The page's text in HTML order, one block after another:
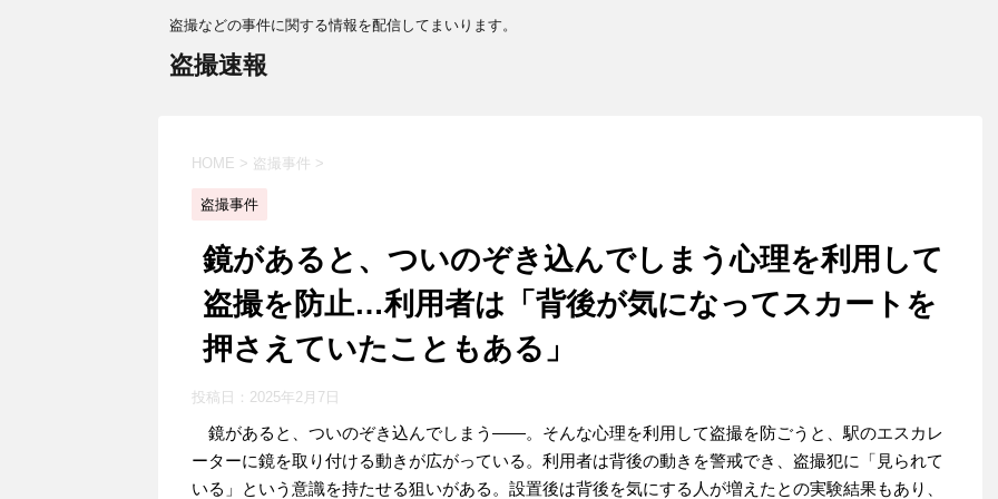
盗撮などの事件に関する情報を配信してまいります。
盗撮速報
HOME > 盗撮事件 >
盗撮事件
鏡があると、ついのぞき込んでしまう心理を利用して
盗撮を防止…利用者は「背後が気になってスカートを
押さえていたこともある」
投稿日： 2025年2月7日
鏡があると、ついのぞき込んでしまう――。そんな心理を利用して盗撮を防ごうと、駅のエスカレ
ーターに鏡を取り付ける動きが広がっている。利用者は背後の動きを警戒でき、盗撮犯に「見られて
いる」という意識を持たせる狙いがある。設置後は背後を気にする人が増えたとの実験結果もあり、